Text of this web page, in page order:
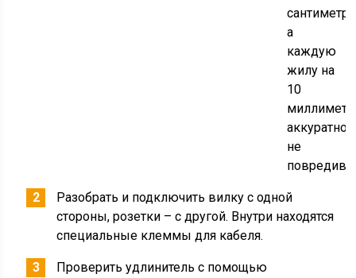
а
каждую
жилу на
10
аккуратно,
не
повредив.
Разобрать и подключить вилку с одной
стороны, розетки – с другой. Внутри находятся
специальные клеммы для кабеля.
Проверить удлинитель с помощью